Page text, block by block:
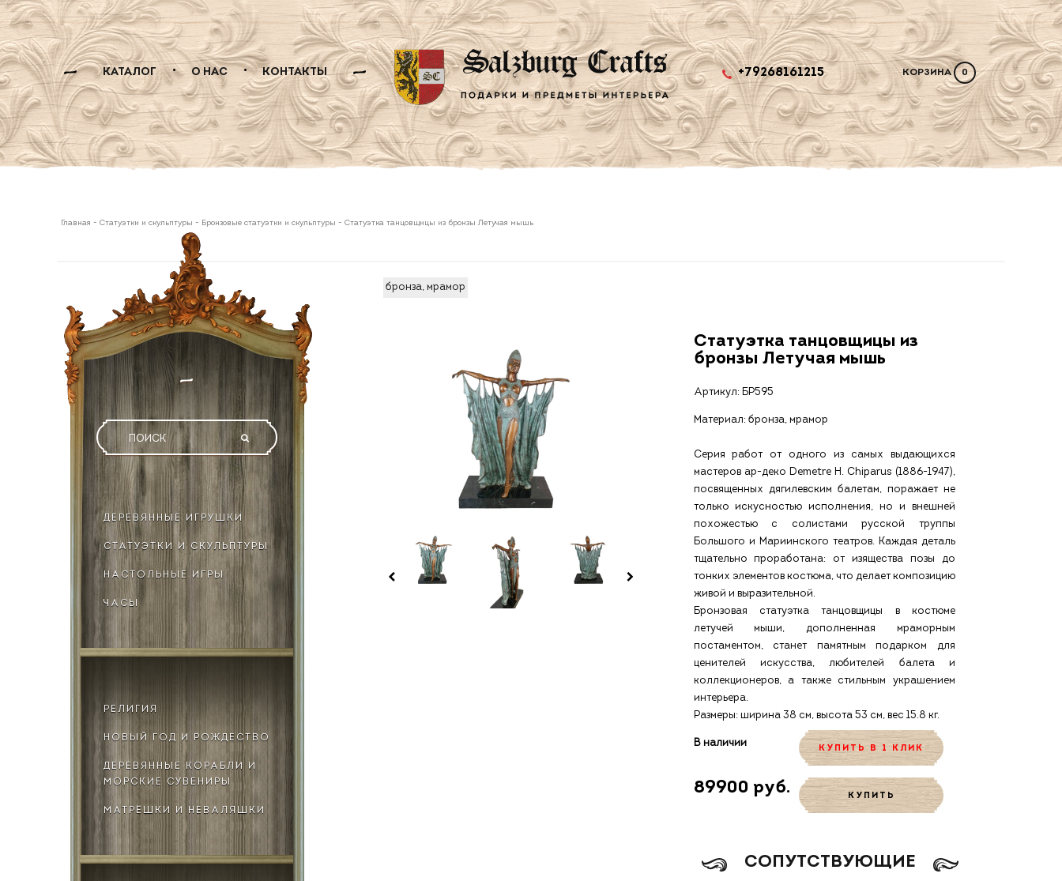
КАТАЛОГ О НАС КОНТАКТЫ +79268161215 КОРЗИНА 0
Главная - Статуэтки и скульптуры - Бронзовые статуэтки и скульптуры - Статуэтка танцовщицы из бронзы Летучая мышь
ДЕРЕВЯННЫЕ ИГРУШКИ
СТАТУЭТКИ И СКУЛЬПТУРЫ
НАСТОЛЬНЫЕ ИГРЫ
ЧАСЫ
РЕЛИГИЯ
НОВЫЙ ГОД И РОЖДЕСТВО
ДЕРЕВЯННЫЕ КОРАБЛИ И
МОРСКИЕ СУВЕНИРЫ
МАТРЁШКИ И НЕВАЛЯШКИ
бронза, мрамор
Статуэтка танцовщицы из
бронзы Летучая мышь
Артикул: БР595
Материал: бронза, мрамор
Серия работ от одного из самых выдающихся
мастеров ар-деко Demetre H. Chiparus (1886-1947),
посвященных дягилевским балетам, поражает не
только искусностью исполнения, но и внешней
похожестью с солистами русской труппы
Большого и Мариинского театров. Каждая деталь
тщательно проработана: от изящества позы до
тонких элементов костюма, что делает композицию
живой и выразительной.
Бронзовая статуэтка танцовщицы в костюме
летучей мыши, дополненная мраморным
постаментом, станет памятным подарком для
ценителей искусства, любителей балета и
коллекционеров, а также стильным украшением
интерьера.
Размеры: ширина 38 см, высота 53 см, вес 15.8 кг.
В наличии
89900 руб.
КУПИТЬ В 1 КЛИК
КУПИТЬ
CОПУТСТВУЮЩИЕ